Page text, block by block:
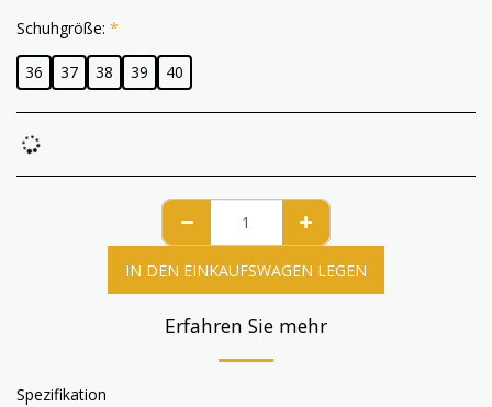
Schuhgröße: *
36 37 38 39 40
IN DEN EINKAUFSWAGEN LEGEN
Erfahren Sie mehr
Spezifikation